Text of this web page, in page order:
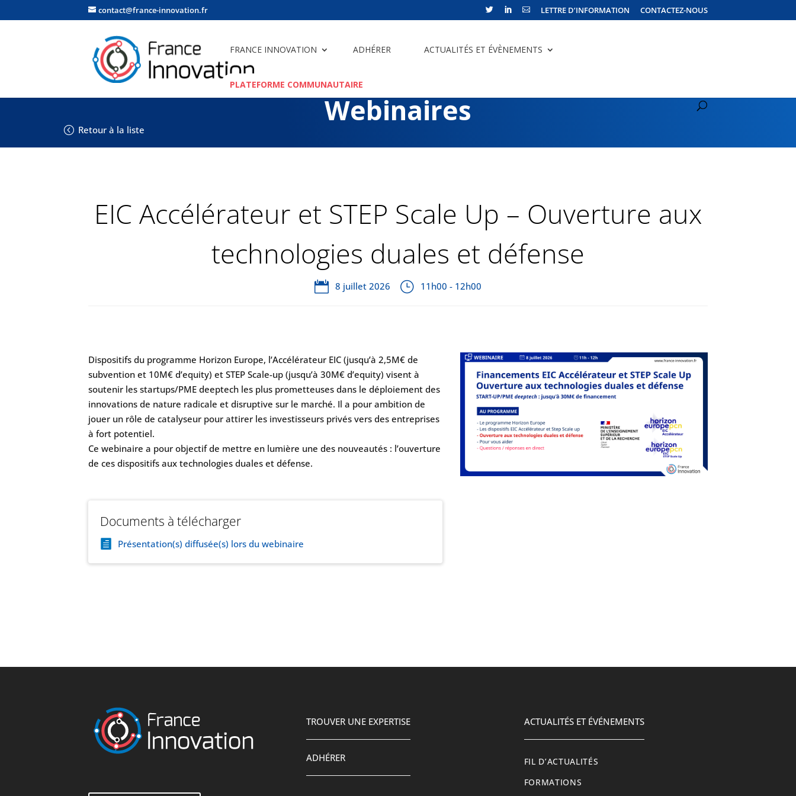
contact@france-innovation.fr    LETTRE D’INFORMATION CONTACTEZ-NOUS
FRANCE INNOVATION ADHÉRER ACTUALITÉS ET ÉVÈNEMENTS
PLATEFORME COMMUNAUTAIRE
Webinaires
Retour à la liste
EIC Accélérateur et STEP Scale Up – Ouverture aux
technologies duales et défense
8 juillet 2026 11h00 - 12h00
Dispositifs du programme Horizon Europe, l’Accélérateur EIC (jusqu’à 2,5M€ de
subvention et 10M€ d’equity) et STEP Scale-up (jusqu’à 30M€ d’equity) visent à
soutenir les startups/PME deeptech les plus prometteuses dans le déploiement des
innovations de nature radicale et disruptive sur le marché. Il a pour ambition de
jouer un rôle de catalyseur pour attirer les investisseurs privés vers des entreprises
à fort potentiel.
Ce webinaire a pour objectif de mettre en lumière une des nouveautés : l’ouverture
de ces dispositifs aux technologies duales et défense.
Documents à télécharger
Présentation(s) diffusée(s) lors du webinaire
TROUVER UNE EXPERTISE
ADHÉRER
ACTUALITÉS ET ÉVÉNEMENTS
FIL D’ACTUALITÉS
FORMATIONS